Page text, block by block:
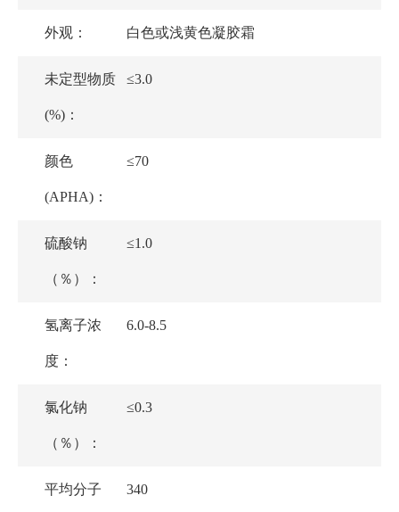
外观： 白色或浅黄色凝胶霜
未定型物质
(%)：
≤3.0
颜色
(APHA)：
≤70
硫酸钠
（％）：
≤1.0
氢离子浓
度：
6.0-8.5
氯化钠
（％）：
≤0.3
平均分子 340